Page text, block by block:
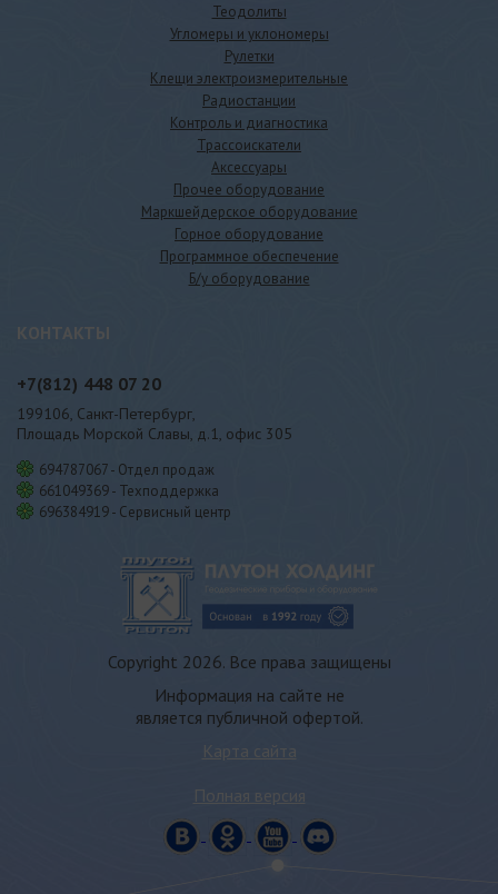
Теодолиты
Угломеры и уклономеры
Рулетки
Клещи электроизмерительные
Радиостанции
Контроль и диагностика
Трассоискатели
Аксессуары
Прочее оборудование
Маркшейдерское оборудование
Горное оборудование
Программное обеспечение
Б/у оборудование
КОНТАКТЫ
+7(812) 448 07 20
199106, Санкт-Петербург,
Площадь Морской Славы, д.1, офис 305
694787067 - Отдел продаж
661049369 - Техподдержка
696384919 - Сервисный центр
Copyright 2026. Все права защищены
Информация на сайте не
является публичной офертой.
Карта сайта
Полная версия